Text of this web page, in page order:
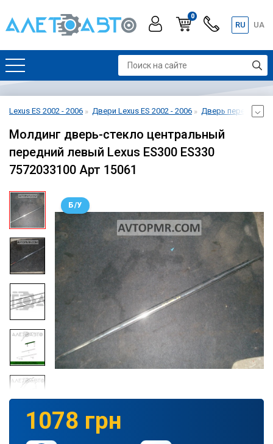
0
RU UA
Lexus ES 2002 - 2006 Двери Lexus ES 2002 - 2006 Дверь передняя
Молдинг дверь-стекло центральный
передний левый Lexus ES300 ES330
7572033100 Арт 15061
Б/У
1078 грн